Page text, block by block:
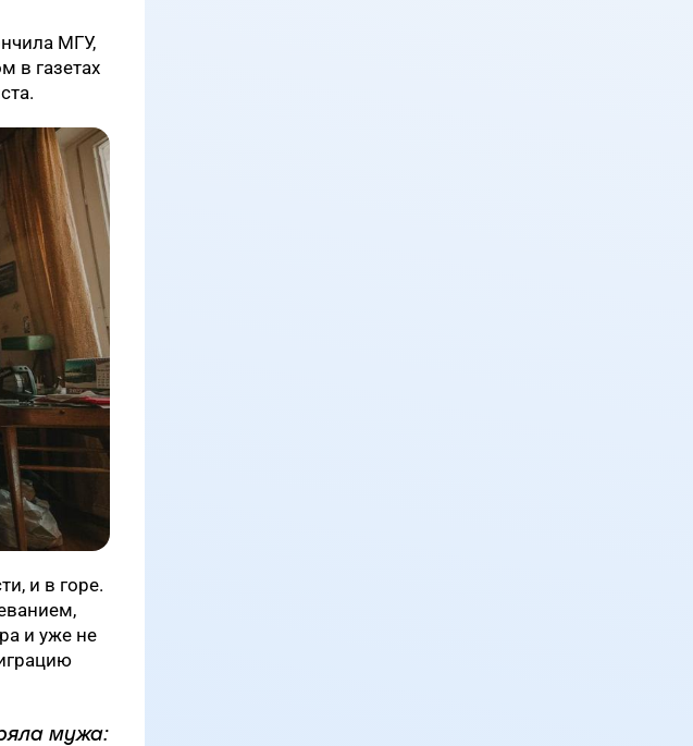
МГУ,
в газетах
и в горе.
и уже не
мужа: